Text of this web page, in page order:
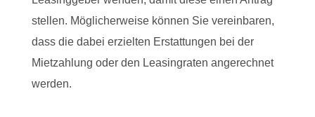
stellen. Möglicherweise können Sie vereinbaren,
dass die dabei erzielten Erstattungen bei der
Mietzahlung oder den Leasingraten angerechnet
werden.